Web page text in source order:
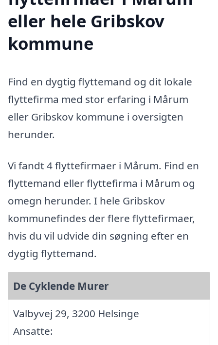
eller hele Gribskov
kommune
Find en dygtig flyttemand og dit lokale
flyttefirma med stor erfaring i Mårum
eller Gribskov kommune i oversigten
herunder.
Vi fandt 4 flyttefirmaer i Mårum. Find en
flyttemand eller flyttefirma i Mårum og
omegn herunder. I hele Gribskov
kommunefindes der flere flyttefirmaer,
hvis du vil udvide din søgning efter en
dygtig flyttemand.
De Cyklende Murer
Valbyvej 29, 3200 Helsinge
Ansatte: